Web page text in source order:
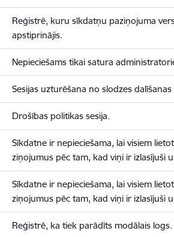
Reģistrē, kuru sīkdatņu paziņojuma
apstiprinājis.
Nepieciešams tikai satura
Sesijas uzturēšana no slodzes
Drošības politikas sesija.
Sīkdatne ir nepieciešama, lai visiem
ziņojumus pēc tam, kad viņi ir izlasījuši
Sīkdatne ir nepieciešama, lai visiem
ziņojumus pēc tam, kad viņi ir izlasījuši
Reģistrē, ka tiek parādīts modālais logs.